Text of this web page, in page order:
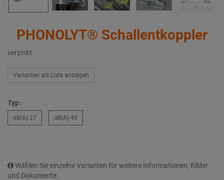
PHONOLYT® Schallentkoppler
verzinkt
Varianten als Liste anzeigen
Typ:
dB(A) 27 dB(A) 40
Wählen Sie einzelne Varianten für weitere Informationen, Bilder
und Dokumente.